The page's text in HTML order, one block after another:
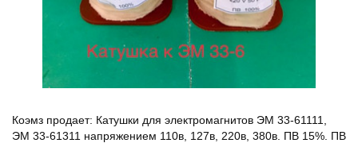
Коэмз продает: Катушки для электромагнитов ЭМ 33-61111,
ЭМ 33-61311 напряжением 110в, 127в, 220в, 380в. ПВ 15%. ПВ